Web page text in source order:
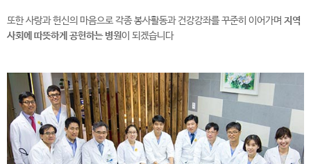
또한 사랑과 헌신의 마음으로각종 봉사활동과 건강강좌를 꾸준히 이어가며 지역
사회에 따뜻하게 공헌하는 병원이 되겠습니다